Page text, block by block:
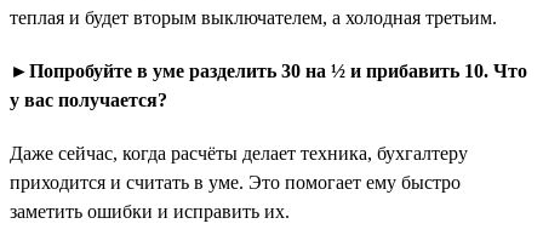
теплая и будет вторым выключателем, а холодная третьим.
►Попробуйте в уме разделить 30 на ½ и прибавить 10. Что
у вас получается?
Даже сейчас, когда расчёты делает техника, бухгалтеру
приходится и считать в уме. Это помогает ему быстро
заметить ошибки и исправить их.